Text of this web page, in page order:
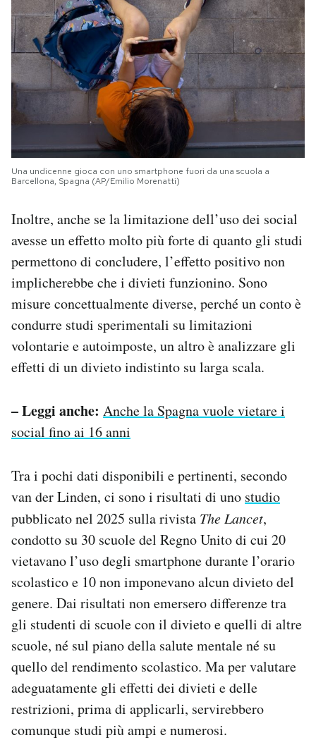
Una undicenne gioca con uno smartphone fuori da una scuola a
Barcellona, Spagna (AP/Emilio Morenatti)
Inoltre, anche se la limitazione dell’uso dei social
avesse un effetto molto più forte di quanto gli studi
permettono di concludere, l’effetto positivo non
implicherebbe che i divieti funzionino. Sono
misure concettualmente diverse, perché un conto è
condurre studi sperimentali su limitazioni
volontarie e autoimposte, un altro è analizzare gli
effetti di un divieto indistinto su larga scala.
– Leggi anche: Anche la Spagna vuole vietare i
social fino ai 16 anni
Tra i pochi dati disponibili e pertinenti, secondo
van der Linden, ci sono i risultati di uno studio
pubblicato nel 2025 sulla rivista The Lancet,
condotto su 30 scuole del Regno Unito di cui 20
vietavano l’uso degli smartphone durante l’orario
scolastico e 10 non imponevano alcun divieto del
genere. Dai risultati non emersero differenze tra
gli studenti di scuole con il divieto e quelli di altre
scuole, né sul piano della salute mentale né su
quello del rendimento scolastico. Ma per valutare
adeguatamente gli effetti dei divieti e delle
restrizioni, prima di applicarli, servirebbero
comunque studi più ampi e numerosi.